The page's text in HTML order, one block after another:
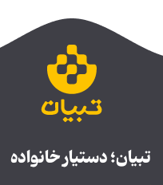
تبیان؛ دستیار خانواده